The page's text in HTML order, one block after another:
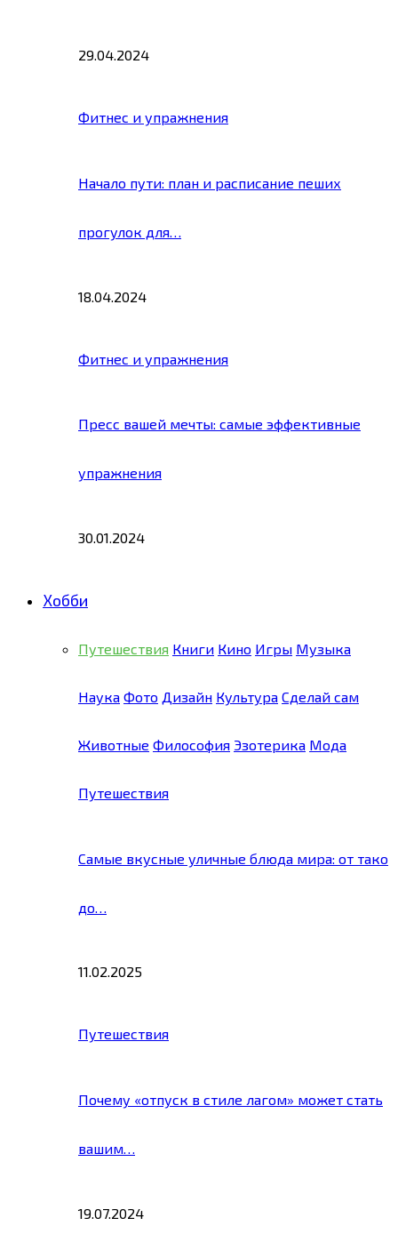
29.04.2024
Фитнес и упражнения
Начало пути: план и расписание пеших
прогулок для…
18.04.2024
Фитнес и упражнения
Пресс вашей мечты: самые эффективные
упражнения
30.01.2024
Хобби
Путешествия Книги Кино Игры Музыка
Наука Фото Дизайн Культура Сделай сам
Животные Философия Эзотерика Мода
Путешествия
Самые вкусные уличные блюда мира: от тако
до…
11.02.2025
Путешествия
Почему «отпуск в стиле лагом» может стать
вашим…
19.07.2024